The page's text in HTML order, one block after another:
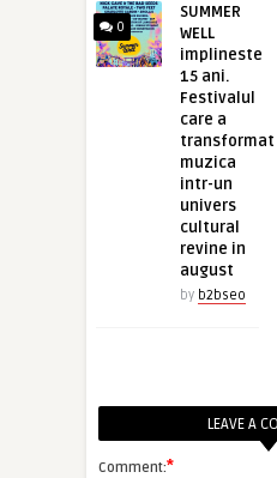
0
SUMMER
WELL
implineste
15 ani.
Festivalul
care a
transformat
muzica
intr-un
univers
cultural
revine in
august
by b2bseo
LEAVE A
Comment:*